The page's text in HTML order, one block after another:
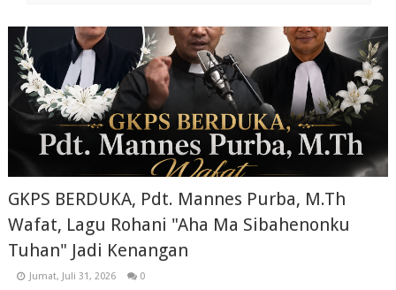
GKPS BERDUKA, Pdt. Mannes Purba, M.Th
Wafat, Lagu Rohani "Aha Ma Sibahenonku
Tuhan" Jadi Kenangan
Jumat, Juli 31, 2026 0